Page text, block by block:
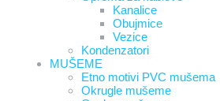
Kanalice
Obujmice
Vezice
Kondenzatori
MUŠEME
Etno motivi PVC mušema
Okrugle mušeme